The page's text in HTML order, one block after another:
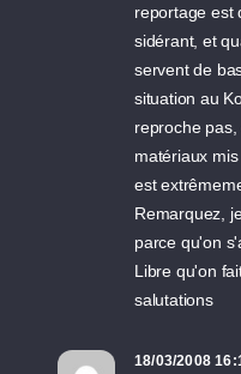
reportage est
sidérant, et
servent de
situation au
reproche
matériaux
est
Remarquez,
parce qu'on
Libre qu'on
salutations
18/03/2008